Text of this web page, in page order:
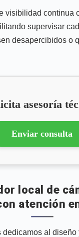
visibilidad continua
supervisar
desapercibidos o
asesoría
Enviar consulta
local de
atención
dedicamos al